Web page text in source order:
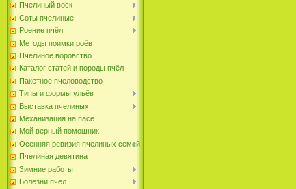
Пчелиный воск
Соты пчелиные
Роение пчёл
Методы поимки роёв
Пчелиное воровство
Каталог статей и породы пчёл
Пакетное пчеловодство
Типы и формы ульёв
Выставка пчелиных ...
Механизация на пасе...
Мой верный помошник
Осенняя ревизия пчелиных семей
Пчелиная девятина
Зимние работы
Болезни пчёл